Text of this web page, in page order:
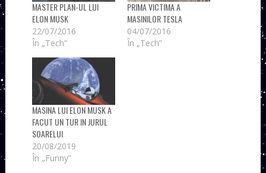
MASTER PLAN-UL LUI
ELON MUSK
22/07/2016
În „Tech”
PRIMA VICTIMA A
MASINILOR TESLA
04/07/2016
În „Tech”
MASINA LUI ELON MUSK A
FACUT UN TUR IN JURUL
SOARELUI
20/08/2019
În „Funny”